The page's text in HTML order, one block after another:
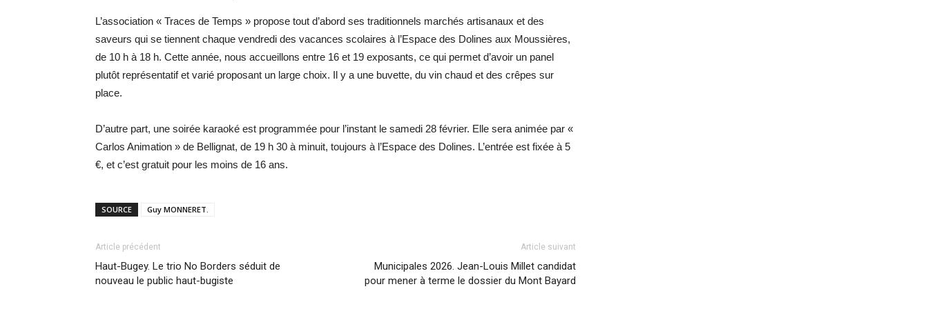
L’association « Traces de Temps » propose tout d’abord ses traditionnels marchés artisanaux et des
saveurs qui se tiennent chaque vendredi des vacances scolaires à l’Espace des Dolines aux Moussières,
de 10 h à 18 h. Cette année, nous accueillons entre 16 et 19 exposants, ce qui permet d’avoir un panel
plutôt représentatif et varié proposant un large choix. Il y a une buvette, du vin chaud et des crêpes sur
place.
D’autre part, une soirée karaoké est programmée pour l’instant le samedi 28 février. Elle sera animée par «
Carlos Animation » de Bellignat, de 19 h 30 à minuit, toujours à l’Espace des Dolines. L’entrée est fixée à 5
€, et c’est gratuit pour les moins de 16 ans.
SOURCE Guy MONNERET.
Article précédent
Haut-Bugey. Le trio No Borders séduit de
nouveau le public haut-bugiste
Article suivant
Municipales 2026. Jean-Louis Millet candidat
pour mener à terme le dossier du Mont Bayard